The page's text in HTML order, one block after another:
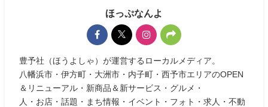
ほっぷなんよ
豊予社（ほうよしゃ）が運営するローカルメディア。
八幡浜市・伊方町・大洲市・内子町・西予市エリアのOPEN
＆リニューアル・新商品＆新サービス・グルメ・
人・お店・話題・まち情報・イベント・フォト・求人・不動